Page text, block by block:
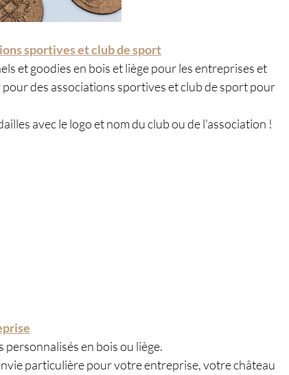
sportives et club de sport
et goodies en bois et liège pour les entreprises et
des associations sportives et club de sport pour
avec le logo et nom du club ou de l'association !
en bois ou liège.
particulière pour votre entreprise, votre château